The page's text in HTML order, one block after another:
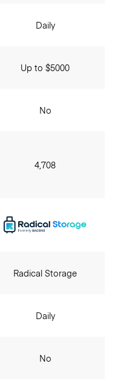
Daily
Up to $5000
No
4,708
Radical Storage
Daily
No